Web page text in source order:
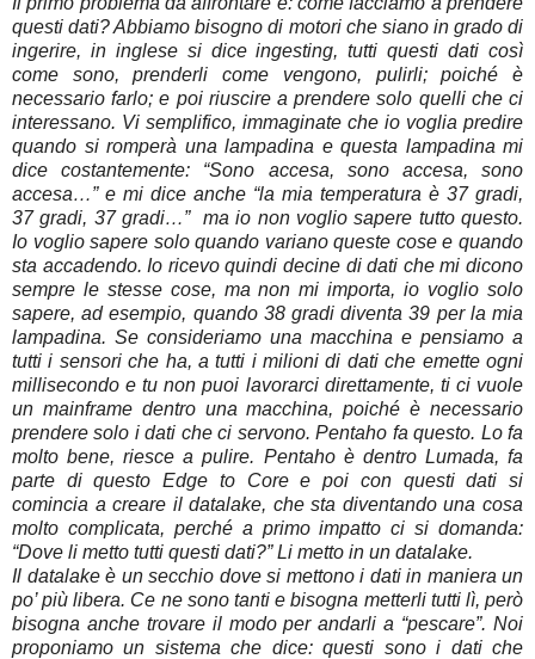
questi dati? Abbiamo bisogno di motori che siano in grado di
ingerire, in inglese si dice ingesting, tutti questi dati così
come sono, prenderli come vengono, pulirli; poiché è
necessario farlo; e poi riuscire a prendere solo quelli che ci
interessano. Vi semplifico, immaginate che io voglia predire
quando si romperà una lampadina e questa lampadina mi
dice costantemente: “Sono accesa, sono accesa, sono
accesa…” e mi dice anche “la mia temperatura è 37 gradi,
37 gradi, 37 gradi…” ma io non voglio sapere tutto questo.
Io voglio sapere solo quando variano queste cose e quando
sta accadendo. Io ricevo quindi decine di dati che mi dicono
sempre le stesse cose, ma non mi importa, io voglio solo
sapere, ad esempio, quando 38 gradi diventa 39 per la mia
lampadina. Se consideriamo una macchina e pensiamo a
tutti i sensori che ha, a tutti i milioni di dati che emette ogni
millisecondo e tu non puoi lavorarci direttamente, ti ci vuole
un mainframe dentro una macchina, poiché è necessario
prendere solo i dati che ci servono. Pentaho fa questo. Lo fa
molto bene, riesce a pulire. Pentaho è dentro Lumada, fa
parte di questo Edge to Core e poi con questi dati si
comincia a creare il datalake, che sta diventando una cosa
molto complicata, perché a primo impatto ci si domanda:
“Dove li metto tutti questi dati?” Li metto in un datalake.
Il datalake è un secchio dove si mettono i dati in maniera un
po’ più libera. Ce ne sono tanti e bisogna metterli tutti lì, però
bisogna anche trovare il modo per andarli a “pescare”. Noi
proponiamo un sistema che dice: questi sono i dati che